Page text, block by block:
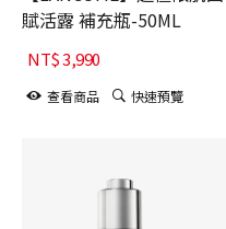
賦活露 補充瓶-50ML
NT$3,990
查看商品 快速預覽